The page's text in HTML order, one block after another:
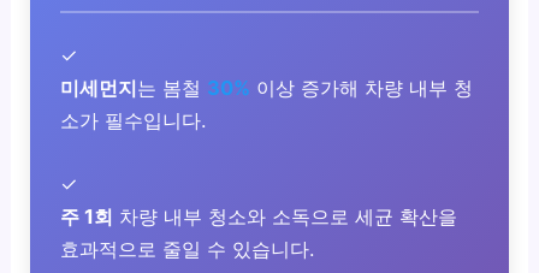
✓
미세먼지는 봄철 30% 이상 증가해 차량 내부 청
소가 필수입니다.
✓
주 1회 차량 내부 청소와 소독으로 세균 확산을
효과적으로 줄일 수 있습니다.